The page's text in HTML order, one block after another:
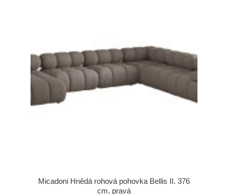
Micadoni Hnědá rohová pohovka Bellis II. 376
cm, pravá